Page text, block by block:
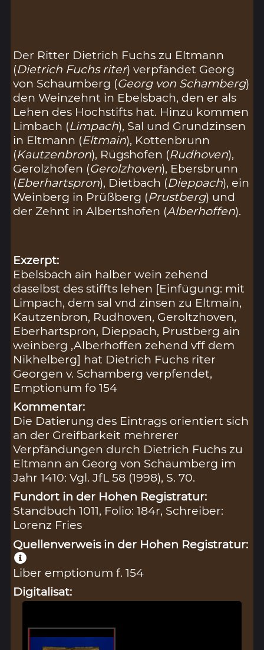
Der Ritter Dietrich Fuchs zu Eltmann
(Dietrich Fuchs riter) verpfändet Georg
von Schaumberg (Georg von Schamberg)
den Weinzehnt in Ebelsbach, den er als
Lehen des Hochstifts hat. Hinzu kommen
Limbach (Limpach), Sal und Grundzinsen
in Eltmann (Eltmain), Kottenbrunn
(Kautzenbron), Rügshofen (Rudhoven),
Gerolzhofen (Gerolzhoven), Ebersbrunn
(Eberhartspron), Dietbach (Dieppach), ein
Weinberg in Prüßberg (Prustberg) und
der Zehnt in Albertshofen (Alberhoffen).
Exzerpt:
Ebelsbach ain halber wein zehend
daselbst des stiffts lehen [Einfügung: mit
Limpach, dem sal vnd zinsen zu Eltmain,
Kautzenbron, Rudhoven, Geroltzhoven,
Eberhartspron, Dieppach, Prustberg ain
weinberg ,Alberhoffen zehend vff dem
Nikhelberg] hat Dietrich Fuchs riter
Georgen v. Schamberg verpfendet,
Emptionum fo 154
Kommentar:
Die Datierung des Eintrags orientiert sich
an der Greifbarkeit mehrerer
Verpfändungen durch Dietrich Fuchs zu
Eltmann an Georg von Schaumberg im
Jahr 1410: Vgl. JfL 58 (1998), S. 70.
Fundort in der Hohen Registratur:
Standbuch 1011, Folio: 184r, Schreiber:
Lorenz Fries
Quellenverweis in der Hohen Registratur:
Liber emptionum f. 154
Digitalisat: